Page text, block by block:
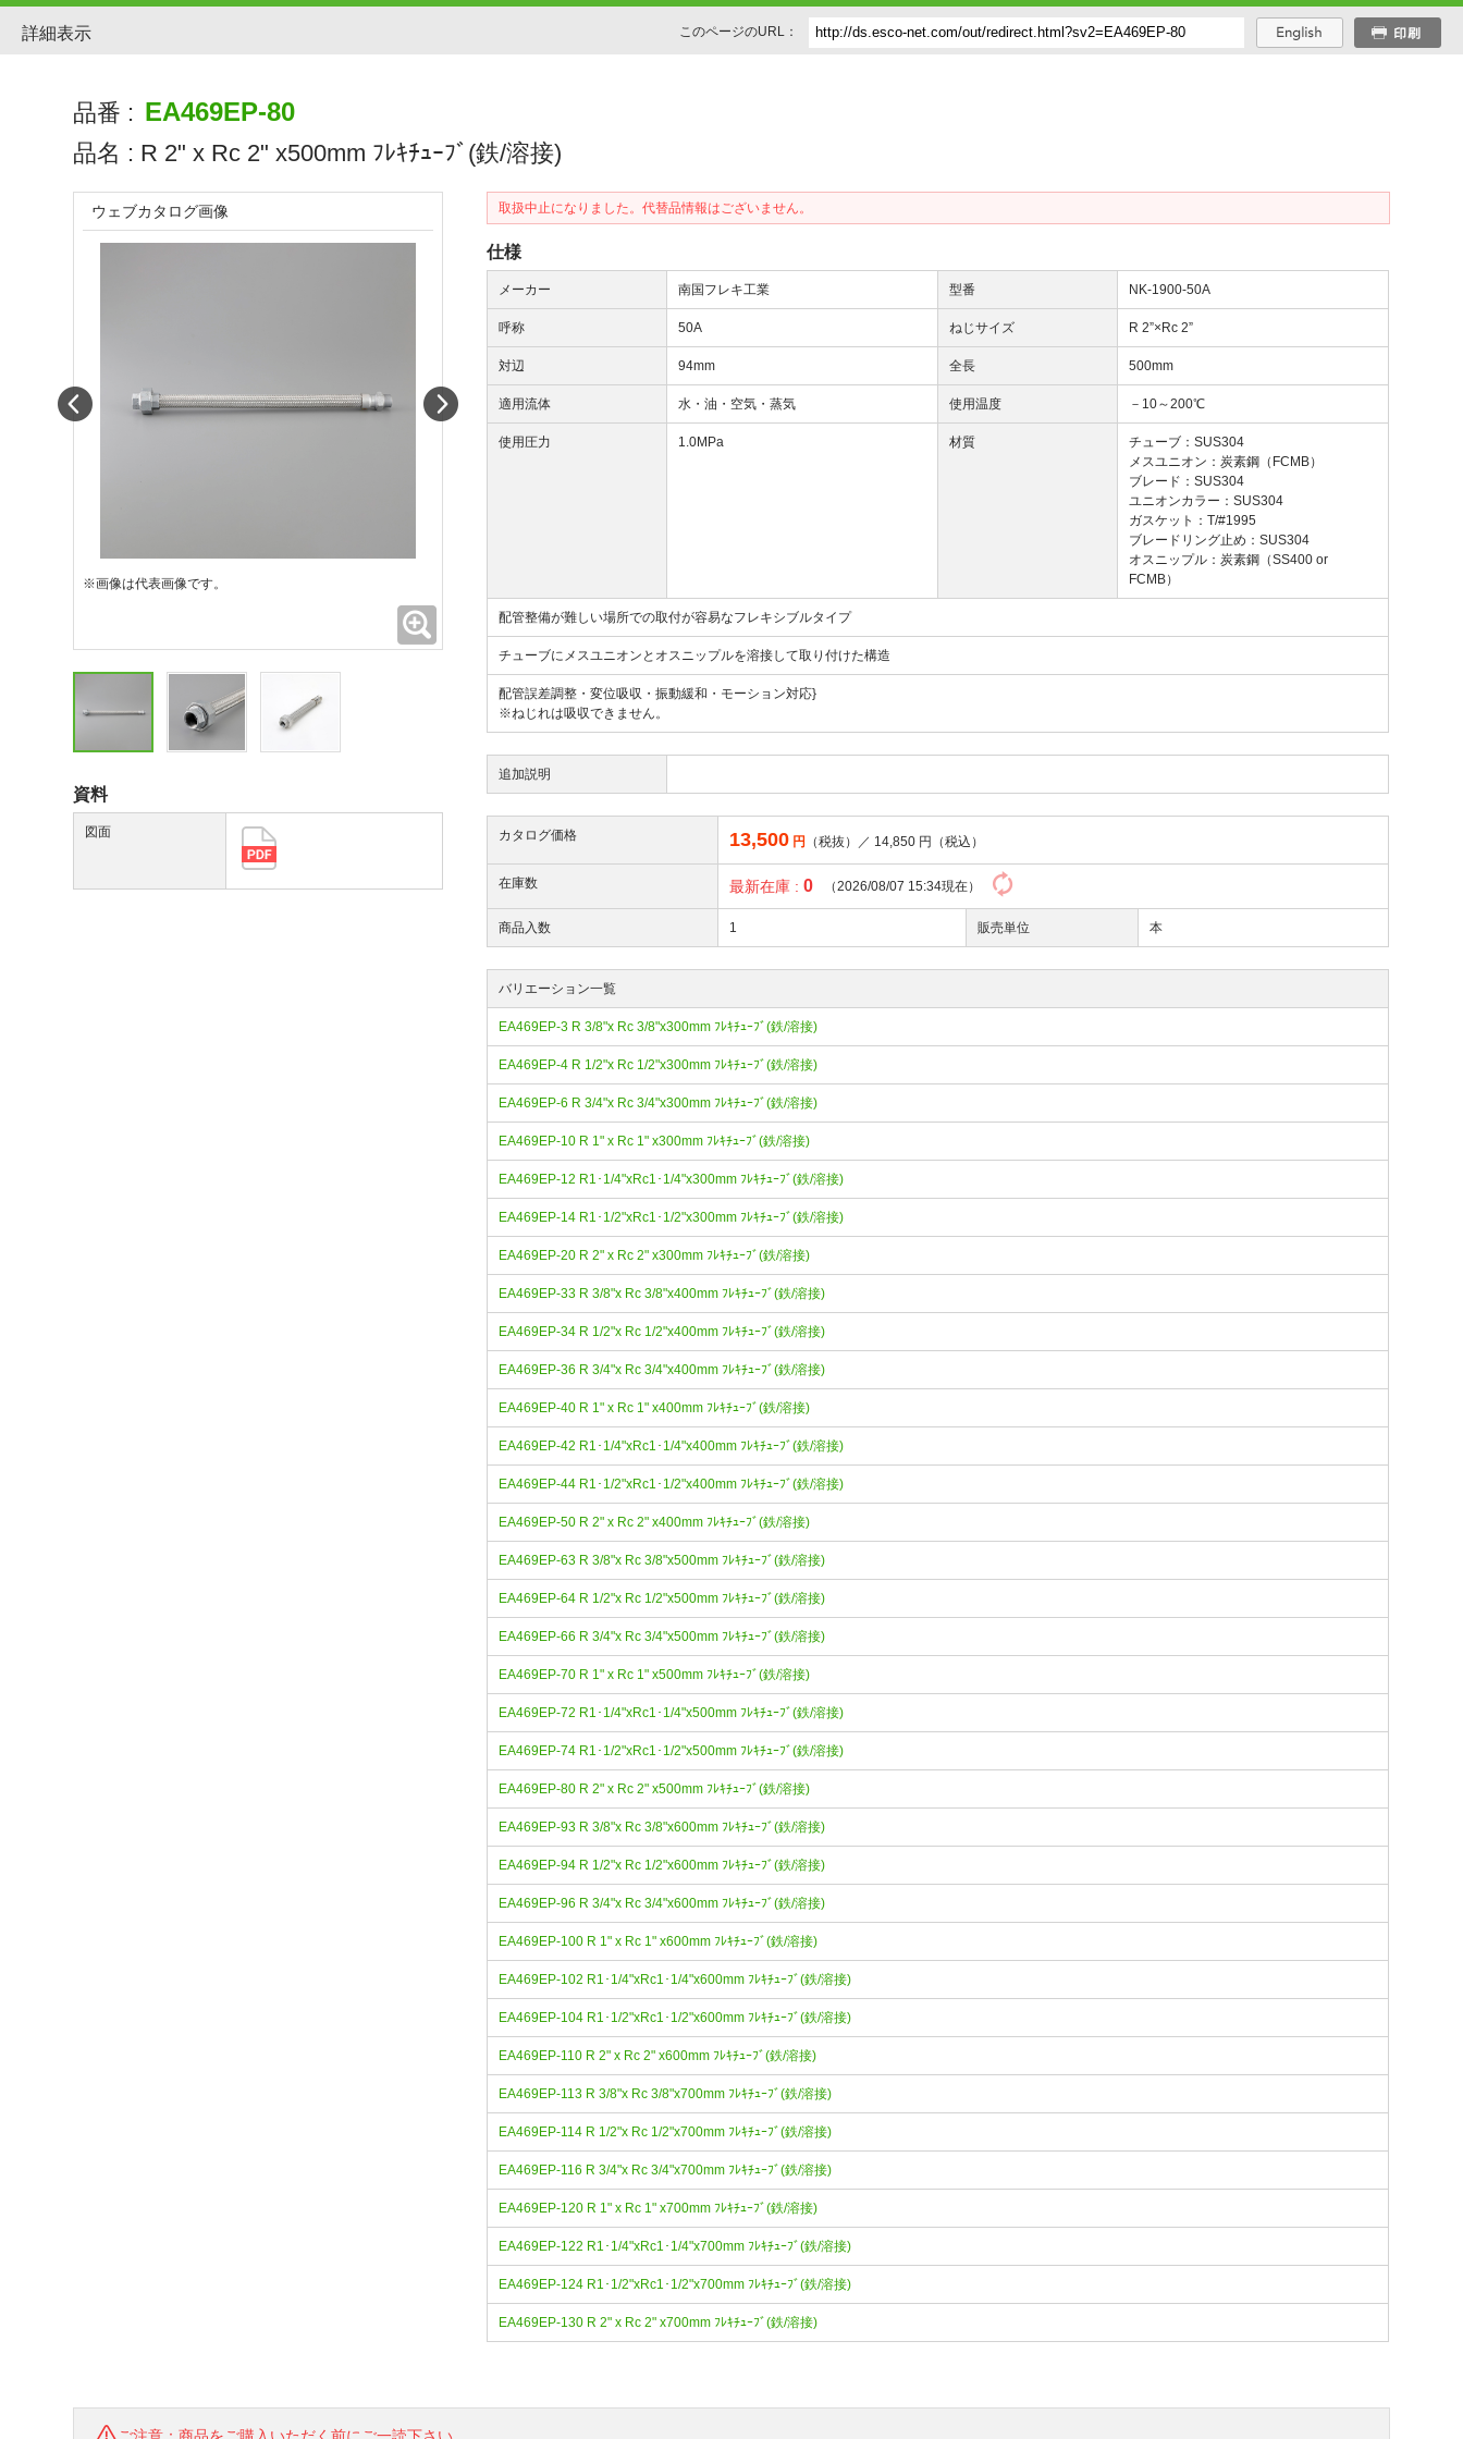
詳細表示 このページのURL：
品番 : EA469EP-80
品名 : R 2" x Rc 2" x500mm ﾌﾚｷﾁｭｰﾌﾞ(鉄/溶接)
取扱中止になりました。代替品情報はございません。
仕様
メーカー 南国フレキ工業 型番 NK-1900-50A
呼称 50A ねじサイズ R 2”×Rc 2”
対辺 94mm 全長 500mm
適用流体 水・油・空気・蒸気 使用温度 －10～200℃
使用圧力 1.0MPa 材質
チューブ：SUS304
メスユニオン：炭素鋼（FCMB）
ブレード：SUS304
ユニオンカラー：SUS304
ガスケット：T/#1995
ブレードリング止め：SUS304
オスニップル：炭素鋼（SS400 or
FCMB）
配管整備が難しい場所での取付が容易なフレキシブルタイプ
チューブにメスユニオンとオスニップルを溶接して取り付けた構造
配管誤差調整・変位吸収・振動緩和・モーション対応}
※ねじれは吸収できません。
追加説明
カタログ価格 13,500 円 （税抜）／ 14,850 円（税込）
在庫数 最新在庫 :0 （2026/08/07 15:34現在）
商品入数 1 販売単位 本
バリエーション一覧
EA469EP-3 R 3/8"x Rc 3/8"x300mm ﾌﾚｷﾁｭｰﾌﾞ(鉄/溶接)
EA469EP-4 R 1/2"x Rc 1/2"x300mm ﾌﾚｷﾁｭｰﾌﾞ(鉄/溶接)
EA469EP-6 R 3/4"x Rc 3/4"x300mm ﾌﾚｷﾁｭｰﾌﾞ(鉄/溶接)
EA469EP-10 R 1" x Rc 1" x300mm ﾌﾚｷﾁｭｰﾌﾞ(鉄/溶接)
EA469EP-12 R1･1/4"xRc1･1/4"x300mm ﾌﾚｷﾁｭｰﾌﾞ(鉄/溶接)
EA469EP-14 R1･1/2"xRc1･1/2"x300mm ﾌﾚｷﾁｭｰﾌﾞ(鉄/溶接)
EA469EP-20 R 2" x Rc 2" x300mm ﾌﾚｷﾁｭｰﾌﾞ(鉄/溶接)
EA469EP-33 R 3/8"x Rc 3/8"x400mm ﾌﾚｷﾁｭｰﾌﾞ(鉄/溶接)
EA469EP-34 R 1/2"x Rc 1/2"x400mm ﾌﾚｷﾁｭｰﾌﾞ(鉄/溶接)
EA469EP-36 R 3/4"x Rc 3/4"x400mm ﾌﾚｷﾁｭｰﾌﾞ(鉄/溶接)
EA469EP-40 R 1" x Rc 1" x400mm ﾌﾚｷﾁｭｰﾌﾞ(鉄/溶接)
EA469EP-42 R1･1/4"xRc1･1/4"x400mm ﾌﾚｷﾁｭｰﾌﾞ(鉄/溶接)
EA469EP-44 R1･1/2"xRc1･1/2"x400mm ﾌﾚｷﾁｭｰﾌﾞ(鉄/溶接)
EA469EP-50 R 2" x Rc 2" x400mm ﾌﾚｷﾁｭｰﾌﾞ(鉄/溶接)
EA469EP-63 R 3/8"x Rc 3/8"x500mm ﾌﾚｷﾁｭｰﾌﾞ(鉄/溶接)
EA469EP-64 R 1/2"x Rc 1/2"x500mm ﾌﾚｷﾁｭｰﾌﾞ(鉄/溶接)
EA469EP-66 R 3/4"x Rc 3/4"x500mm ﾌﾚｷﾁｭｰﾌﾞ(鉄/溶接)
EA469EP-70 R 1" x Rc 1" x500mm ﾌﾚｷﾁｭｰﾌﾞ(鉄/溶接)
EA469EP-72 R1･1/4"xRc1･1/4"x500mm ﾌﾚｷﾁｭｰﾌﾞ(鉄/溶接)
EA469EP-74 R1･1/2"xRc1･1/2"x500mm ﾌﾚｷﾁｭｰﾌﾞ(鉄/溶接)
EA469EP-80 R 2" x Rc 2" x500mm ﾌﾚｷﾁｭｰﾌﾞ(鉄/溶接)
EA469EP-93 R 3/8"x Rc 3/8"x600mm ﾌﾚｷﾁｭｰﾌﾞ(鉄/溶接)
EA469EP-94 R 1/2"x Rc 1/2"x600mm ﾌﾚｷﾁｭｰﾌﾞ(鉄/溶接)
EA469EP-96 R 3/4"x Rc 3/4"x600mm ﾌﾚｷﾁｭｰﾌﾞ(鉄/溶接)
EA469EP-100 R 1" x Rc 1" x600mm ﾌﾚｷﾁｭｰﾌﾞ(鉄/溶接)
EA469EP-102 R1･1/4"xRc1･1/4"x600mm ﾌﾚｷﾁｭｰﾌﾞ(鉄/溶接)
EA469EP-104 R1･1/2"xRc1･1/2"x600mm ﾌﾚｷﾁｭｰﾌﾞ(鉄/溶接)
EA469EP-110 R 2" x Rc 2" x600mm ﾌﾚｷﾁｭｰﾌﾞ(鉄/溶接)
EA469EP-113 R 3/8"x Rc 3/8"x700mm ﾌﾚｷﾁｭｰﾌﾞ(鉄/溶接)
EA469EP-114 R 1/2"x Rc 1/2"x700mm ﾌﾚｷﾁｭｰﾌﾞ(鉄/溶接)
EA469EP-116 R 3/4"x Rc 3/4"x700mm ﾌﾚｷﾁｭｰﾌﾞ(鉄/溶接)
EA469EP-120 R 1" x Rc 1" x700mm ﾌﾚｷﾁｭｰﾌﾞ(鉄/溶接)
EA469EP-122 R1･1/4"xRc1･1/4"x700mm ﾌﾚｷﾁｭｰﾌﾞ(鉄/溶接)
EA469EP-124 R1･1/2"xRc1･1/2"x700mm ﾌﾚｷﾁｭｰﾌﾞ(鉄/溶接)
EA469EP-130 R 2" x Rc 2" x700mm ﾌﾚｷﾁｭｰﾌﾞ(鉄/溶接)
ウェブカタログ画像
※画像は代表画像です。
資料
図面